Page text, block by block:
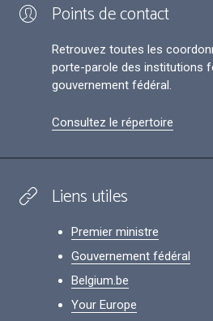
Points de contact
Retrouvez toutes les
porte-parole des institutions
gouvernement fédéral.
Consultez le répertoire
Liens utiles
Premier ministre
Gouvernement fédéral
Belgium.be
Your Europe